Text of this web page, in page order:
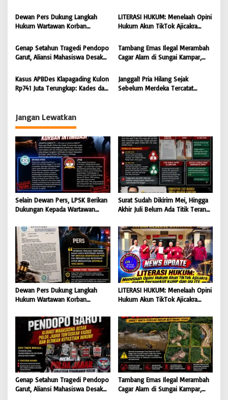
p
o
s
Ditunda-Tunda, Diduga Surat
Disembunyikan dari Bupati Kutim
Dewan Pers Dukung Langkah
Hukum Wartawan Korban
Jurnalis Adalah Serangan
Terhadap Kebebasan Pers
LITERASI HUKUM: Menelaah Opini
Hukum Akun TikTok Ajicakra
ITE
Genap Setahun Tragedi Pendopo
Garut, Aliansi Mahasiswa Desak
Berikan Kepastian Hukum
Tambang Emas Ilegal Merambah
Cagar Alam di Sungai Kampar,
Bertindak Tegas
Kasus APBDes Klapagading Kulon
Rp741 Juta Terungkap: Kades dan
Janggal! Pria Hilang Sejak
Sebelum Merdeka Tercatat
Jangan Lewatkan
Selain Dewan Pers, LPSK Berikan
Dukungan Kepada Wartawan
Surat Sudah Dikirim Mei, Hingga
Akhir Juli Belum Ada Titik Terang:
Ditunda-Tunda, Diduga Surat
Disembunyikan dari Bupati Kutim
Dewan Pers Dukung Langkah
Hukum Wartawan Korban
Jurnalis Adalah Serangan
Terhadap Kebebasan Pers
LITERASI HUKUM: Menelaah Opini
Hukum Akun TikTok Ajicakra
ITE
Genap Setahun Tragedi Pendopo
Garut, Aliansi Mahasiswa Desak
Tambang Emas Ilegal Merambah
Cagar Alam di Sungai Kampar,